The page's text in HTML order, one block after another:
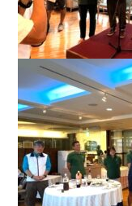
スタッフブログ